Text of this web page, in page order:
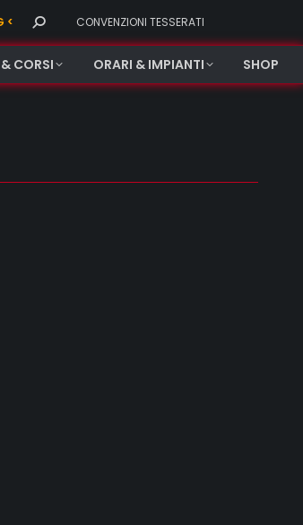
< Search: CONVENZIONI TESSERATI
CORSI ORARI & IMPIANTI SHOP